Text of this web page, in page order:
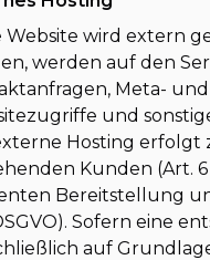
Website wird extern
werden auf den
Meta-
und
Hosting
Kunden (Art. 6
Bereitstellung
Sofern eine
auf Grundlage